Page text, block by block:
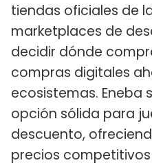
tiendas oficiales de
marketplaces de
decidir dónde
compras digitales
ecosistemas. Eneba
opción sólida para
descuento,
precios